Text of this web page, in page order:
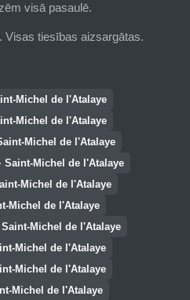
visā pasaulē.
Visas tiesības aizsargātas.
Michel de l'Atalaye
Michel de l'Atalaye
Michel de l'Atalaye
Saint-Michel de l'Atalaye
Michel de l'Atalaye
Michel de l'Atalaye
Saint-Michel de l'Atalaye
Michel de l'Atalaye
Michel de l'Atalaye
Michel de l'Atalaye